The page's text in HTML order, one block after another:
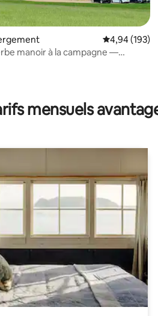
5
sur la base de 60 commentaires :
Évaluation
4,94 (193)
manoir à la campagne —
mensuels